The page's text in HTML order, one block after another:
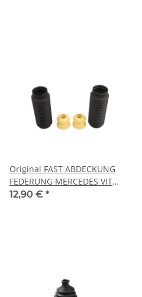
Original FAST ABDECKUNG
FEDERUNG MERCEDES VITO
W639 03> VORNE KOMPL.
12,90 € *